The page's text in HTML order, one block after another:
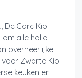
De Gare Kip
alle holle
overheerlijke
Zwarte Kip
keuken en